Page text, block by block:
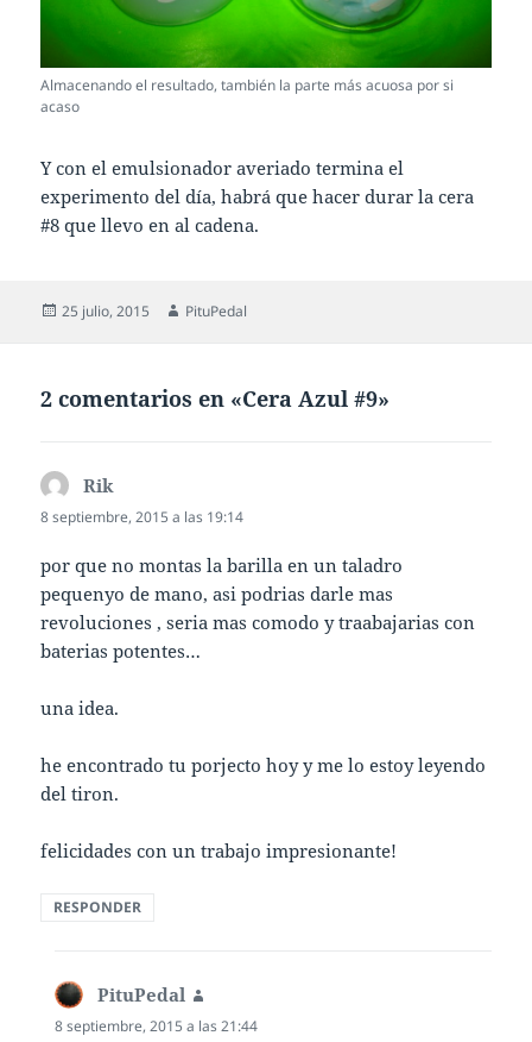
Almacenando el resultado, también la parte más acuosa por si
acaso
Y con el emulsionador averiado termina el
experimento del día, habrá que hacer durar la cera
#8 que llevo en al cadena.
Publicado
25 julio, 2015 Autor
PituPedal
2 comentarios en «Cera Azul #9»
Rik
8 septiembre, 2015 a las 19:14
por que no montas la barilla en un taladro
pequenyo de mano, asi podrias darle mas
revoluciones , seria mas comodo y traabajarias con
baterias potentes…
una idea.
he encontrado tu porjecto hoy y me lo estoy leyendo
del tiron.
felicidades con un trabajo impresionante!
RESPONDER
PituPedal
8 septiembre, 2015 a las 21:44